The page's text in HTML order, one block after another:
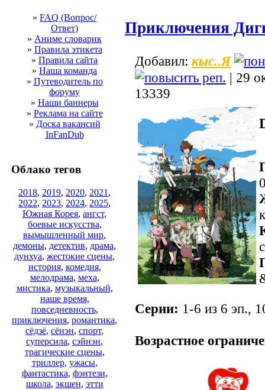
» FAQ (Вопрос/
Ответ)
» Аниме словарик
» Правила этикета
» Правила сайта
» Наша команда
» Путеводитель по
форуму
» Наши баннеры
» Реклама на сайте
» Доска вакансий
InFanDub
Облако тегов
2018, 2019, 2020, 2021 ,
2022, 2023, 2024, 2025,
Южная Корея, ангст,
боевые искусства,
вымышленный мир,
демоны, детектив, драма,
дунхуа, жестокие сцены,
история, комедия,
мелодрама, меха,
мистика, музыкальный,
наше время,
повседневность,
приключения, романтика,
сёдзё, сёнэн, спорт,
суперсила, сэйнэн,
трагические сцены,
триллер, ужасы,
фантастика, фэнтези,
школа, экшен, этти
Приключения
Добавил: кыс..Я
| 29
13339
Серии: 1-6 из 6 эп.,
Возрастное